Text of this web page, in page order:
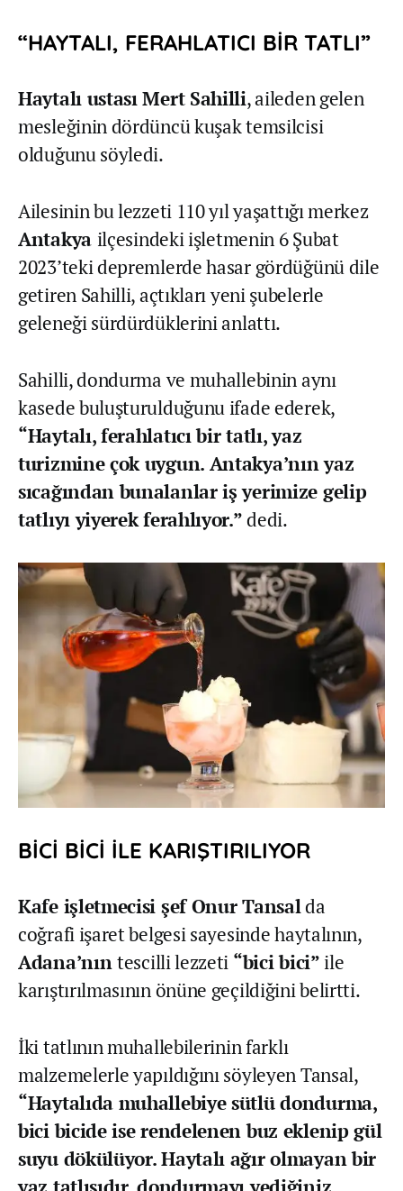
“HAYTALI, FERAHLATICI BİR TATLI”
Haytalı ustası Mert Sahilli, aileden gelen
mesleğinin dördüncü kuşak temsilcisi
olduğunu söyledi.
Ailesinin bu lezzeti 110 yıl yaşattığı merkez
Antakya ilçesindeki işletmenin 6 Şubat
2023’teki depremlerde hasar gördüğünü dile
getiren Sahilli, açtıkları yeni şubelerle
geleneği sürdürdüklerini anlattı.
Sahilli, dondurma ve muhallebinin aynı
kasede buluşturulduğunu ifade ederek,
“Haytalı, ferahlatıcı bir tatlı, yaz
turizmine çok uygun. Antakya’nın yaz
sıcağından bunalanlar iş yerimize gelip
tatlıyı yiyerek ferahlıyor.”dedi.
BİCİ BİCİ İLE KARIŞTIRILIYOR
Kafe işletmecisi şef Onur Tansalda
coğrafi işaret belgesi sayesinde haytalının,
Adana’nıntescilli lezzeti “bici bici” ile
karıştırılmasının önüne geçildiğini belirtti.
İki tatlının muhallebilerinin farklı
malzemelerle yapıldığını söyleyen Tansal,
“Haytalıda muhallebiye sütlü dondurma,
bici bicide ise rendelenen buz eklenip gül
suyu dökülüyor. Haytalı ağır olmayan bir